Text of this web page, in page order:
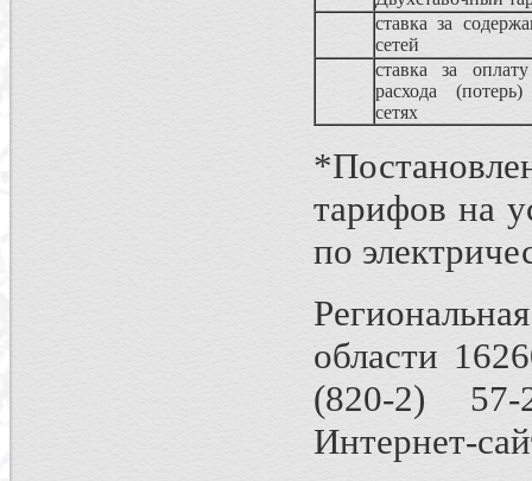
ставка за
сетей
ставка за оплату
расхода
сетях
тарифов на
по
области
(820-2) 57-
Интернет-